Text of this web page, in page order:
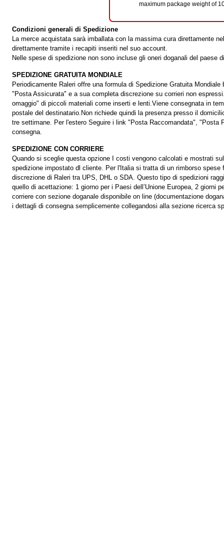
maximum package weight of
Condizioni generali di Spedizione
La merce acquistata sarà imballata con la massima cura direttamente
direttamente tramite i recapiti inseriti nel suo account.
Nelle spese di spedizione non sono incluse gli oneri doganali del paese
SPEDIZIONE GRATUITA MONDIALE
Periodicamente Raleri offre una formula di Spedizione Gratuita
"Posta Assicurata" e a sua completa discrezione su corrieri non
omaggio" di piccoli materiali come inserti e lenti.Viene consegnata in
postale del destinatario.Non richiede quindi la presenza presso il
tre settimane. Per l'estero Seguire i link "Posta Raccomandata",
consegna.
SPEDIZIONE CON CORRIERE
Quando si sceglie questa opzione I costi vengono calcolati e mostrati
spedizione impostato dl cliente. Per l'Italia si tratta di un rimborso
discrezione di Raleri tra UPS, DHL o SDA. Questo tipo di spedizioni
quello di acettazione: 1 giorno per i Paesi dell’Unione Europea, 2 giorni
corriere con sezione doganale disponibile on line (documentazione
i dettagli di consegna semplicemente collegandosi alla sezione ricerca